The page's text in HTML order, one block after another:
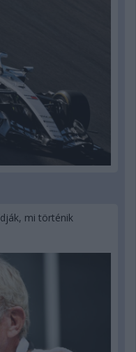
mi történik